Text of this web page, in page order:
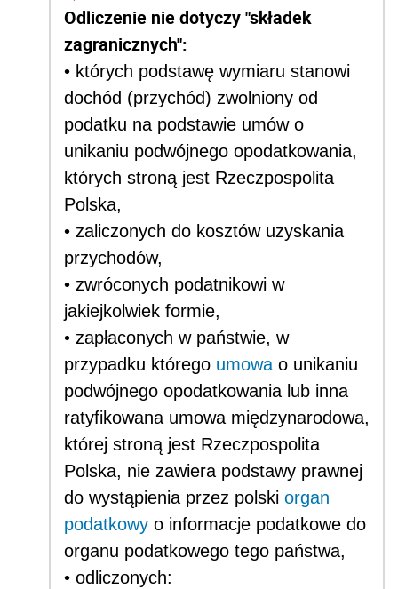
Odliczenie nie dotyczy "składek
zagranicznych":
• których podstawę wymiaru stanowi
dochód (przychód) zwolniony od
podatku na podstawie umów o
unikaniu podwójnego opodatkowania,
których stroną jest Rzeczpospolita
Polska,
• zaliczonych do kosztów uzyskania
przychodów,
• zwróconych podatnikowi w
jakiejkolwiek formie,
• zapłaconych w państwie, w
przypadku którego umowa o unikaniu
podwójnego opodatkowania lub inna
ratyfikowana umowa międzynarodowa,
której stroną jest Rzeczpospolita
Polska, nie zawiera podstawy prawnej
do wystąpienia przez polski organ
podatkowy o informacje podatkowe do
organu podatkowego tego państwa,
• odliczonych: